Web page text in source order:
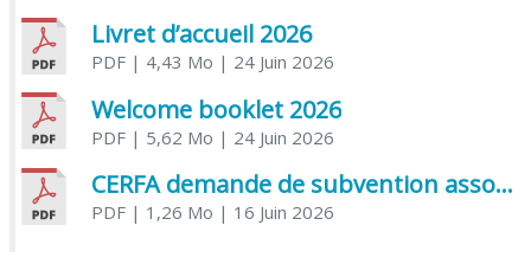
Livret d’accueil 2026
PDF| 4,43 Mo | 24 Juin 2026
Welcome booklet 2026
PDF| 5,62 Mo | 24 Juin 2026
CERFA demande de subvention association
PDF| 1,26 Mo | 16 Juin 2026